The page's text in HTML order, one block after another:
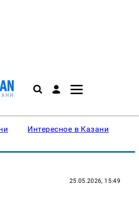
Интересное в Казани
25.05.2026, 15:49